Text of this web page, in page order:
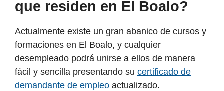
que residen en El Boalo?
Actualmente existe un gran abanico de cursos y
formaciones en El Boalo, y cualquier
desempleado podrá unirse a ellos de manera
fácil y sencilla presentando su certificado de
demandante de empleo actualizado.